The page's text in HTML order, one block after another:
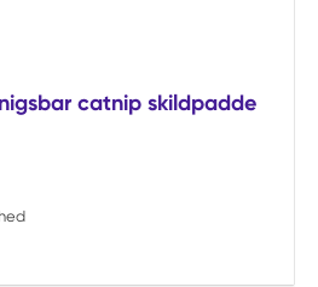
catnip skildpadde